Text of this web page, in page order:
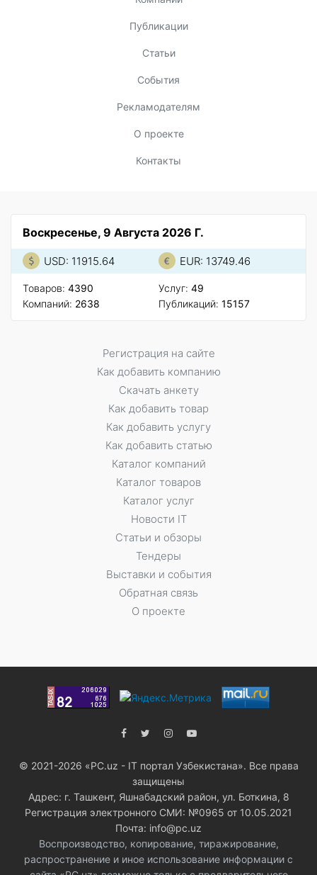
Публикации
Статьи
События
Рекламодателям
О проекте
Контакты
Воскресенье, 9 Августа 2026 Г.
USD: 11915.64 EUR: 13749.46
Товаров: 4390
Компаний: 2638
Услуг: 49
Публикаций: 15157
Регистрация на сайте
Как добавить компанию
Скачать анкету
Как добавить товар
Как добавить услугу
Как добавить статью
Каталог компаний
Каталог товаров
Каталог услуг
Новости IT
Статьи и обзоры
Тендеры
Выставки и события
Обратная связь
О проекте
© 2021-2026 «PC.uz - IT портал Узбекистана». Все права
защищены
Адрес: г. Ташкент, Яшнабадский район, ул. Боткина, 8
Регистрация электронного СМИ: №0965 от 10.05.2021
Почта: info@pc.uz
Воспроизводство, копирование, тиражирование,
распространение и иное использование информации с